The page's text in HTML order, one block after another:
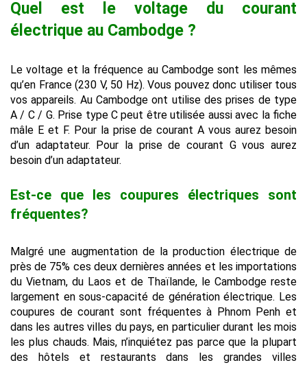
Quel est le voltage du courant
électrique au Cambodge ?
Le voltage et la fréquence au Cambodge sont les mêmes
qu’en France (230 V, 50 Hz). Vous pouvez donc utiliser tous
vos appareils. Au Cambodge ont utilise des prises de type
A / C / G. Prise type C peut être utilisée aussi avec la fiche
mâle E et F. Pour la prise de courant A vous aurez besoin
d’un adaptateur. Pour la prise de courant G vous aurez
besoin d’un adaptateur.
Est-ce que les coupures électriques sont
fréquentes?
Malgré une augmentation de la production électrique de
près de 75% ces deux dernières années et les importations
du Vietnam, du Laos et de Thaïlande, le Cambodge reste
largement en sous-capacité de génération électrique. Les
coupures de courant sont fréquentes à Phnom Penh et
dans les autres villes du pays, en particulier durant les mois
les plus chauds. Mais, n’inquiétez pas parce que la plupart
des hôtels et restaurants dans les grandes villes